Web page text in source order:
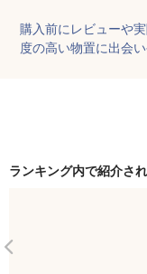
購入前にレビューや
度の高い物置に出会い
ランキング内で紹介さ